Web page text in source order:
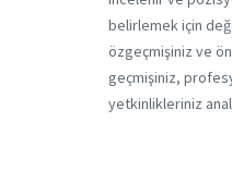
belirlemek için
özgeçmişiniz ve
geçmişiniz,
yetkinlikleriniz